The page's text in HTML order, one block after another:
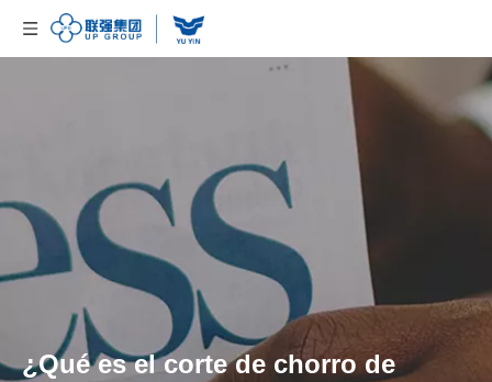
¿Qué es el corte de chorro de